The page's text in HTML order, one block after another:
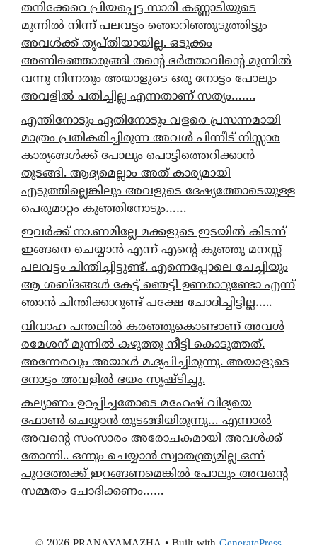
തനിക്കേറെ പ്രിയപ്പെട്ട സാരി കണ്ണാടിയുടെ
മുന്നിൽ നിന്ന് പലവട്ടം ഞൊറിഞ്ഞുടുത്തിട്ടും
അവൾക്ക് തൃപ്തിയായില്ല. ഒടുക്കം
അണിഞ്ഞൊരുങ്ങി തന്റെ ഭർത്താവിന്റെ മുന്നിൽ
വന്നു നിന്നതും അയാളുടെ ഒരു നോട്ടം പോലും
അവളിൽ പതിച്ചില്ല എന്നതാണ് സത്യം…….
എന്തിനോടും ഏതിനോടും വളരെ പ്രസന്നമായി
മാത്രം പ്രതികരിച്ചിരുന്ന അവൾ പിന്നീട് നിസ്സാര
കാര്യങ്ങൾക്ക് പോലും പൊട്ടിത്തെറിക്കാൻ
തുടങ്ങി. ആദ്യമെല്ലാം അത് കാര്യമായി
എടുത്തില്ലെങ്കിലും അവളുടെ ദേഷ്യത്തോടെയുള്ള
പെരുമാറ്റം കുഞ്ഞിനോടും……
ഇവർക്ക് നാ.ണമില്ലേ മക്കളുടെ ഇടയിൽ കിടന്ന്
ഇങ്ങനെ ചെയ്യാൻ എന്ന് എന്റെ കുഞ്ഞു മനസ്സ്
പലവട്ടം ചിന്തിച്ചിട്ടുണ്ട്. എന്നെപ്പോലെ ചേച്ചിയും
ആ ശബ്ദങ്ങൾ കേട്ട് ഞെട്ടി ഉണരാറുണ്ടോ എന്ന്
ഞാൻ ചിന്തിക്കാറുണ്ട് പക്ഷേ ചോദിച്ചിട്ടില്ല…..
വിവാഹ പന്തലിൽ കരഞ്ഞുകൊണ്ടാണ് അവൾ
രമേശന് മുന്നിൽ കഴുത്തു നീട്ടി കൊടുത്തത്.
അന്നേരവും അയാൾ മ.ദ്യപിച്ചിരുന്നു. അയാളുടെ
നോട്ടം അവളിൽ ഭയം സൃഷ്ടിച്ചു.
കല്യാണം ഉറപ്പിച്ചതോടെ മഹേഷ് വിദ്യയെ
ഫോൺ ചെയ്യാൻ തുടങ്ങിയിരുന്നു… എന്നാൽ
അവന്റെ സംസാരം അരോചകമായി അവൾക്ക്
തോന്നി.. ഒന്നും ചെയ്യാൻ സ്വാതന്ത്ര്യമില്ല ഒന്ന്
പുറത്തേക്ക് ഇറങ്ങണമെങ്കിൽ പോലും അവന്റെ
സമ്മതം ചോദിക്കണം……